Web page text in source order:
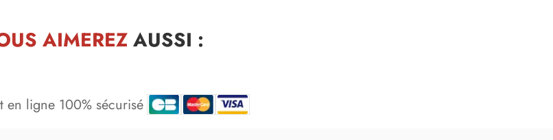
AIMEREZAUSSI :
en ligne 100% sécurisé